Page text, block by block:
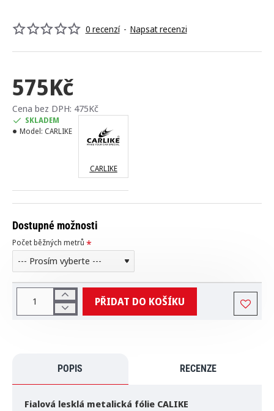
0 recenzí - Napsat recenzi
575Kč
Cena bez DPH: 475Kč
SKLADEM
Model: CARLIKE
CARLIKE
Dostupné možnosti
Počet běžných metrů
PŘIDAT DO KOŠÍKU
POPIS RECENZE
Fialová lesklá metalická fólie CALIKE